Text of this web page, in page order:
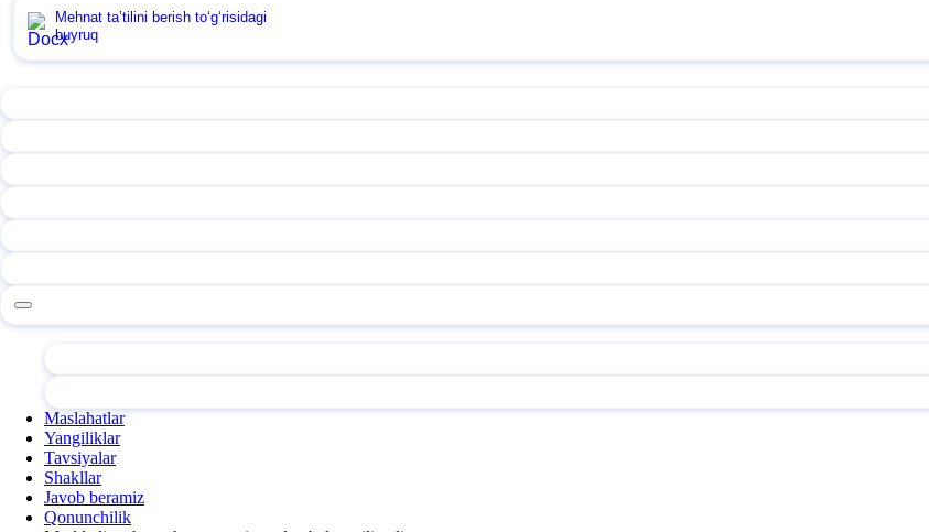
Mehnat ta’tilini berish toʻgʻrisidagi
buyruq
Maslahatlar
Yangiliklar
Tavsiyalar
Shakllar
Javob beramiz
Qonunchilik